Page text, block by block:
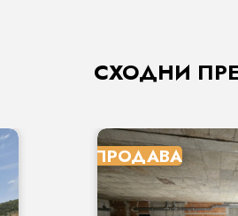
СХОДНИ
ПРОДАВА